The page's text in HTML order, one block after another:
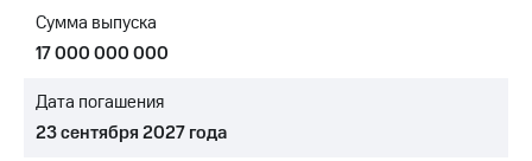
Новости
в
и акционерам
Корпоративное
Сумма выпуска
17 000 000 000
Дата погашения
23 сентября 2027 года